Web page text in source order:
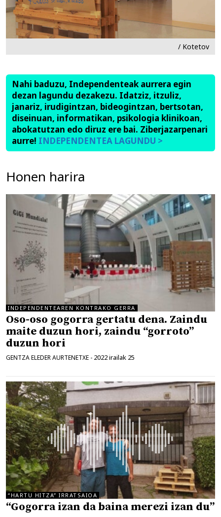
/ Kotetov
Nahi baduzu, Independenteak aurrera egin
dezan lagundu dezakezu. Idatziz, itzuliz,
janariz, irudigintzan, bideogintzan, bertsotan,
diseinuan, informatikan, psikologia klinikoan,
abokatutzan edo diruz ere bai. Ziberjazarpenari
aurre! INDEPENDENTEA LAGUNDU >
Honen harira
INDEPENDENTEAREN KONTRAKO GERRA
Oso-oso gogorra gertatu dena. Zaindu
maite duzun hori, zaindu “gorroto”
duzun hori
GENTZA ELEDER AURTENETXE - 2022 irailak 25
“HARTU HITZA” IRRATSAIOA
“Gogorra izan da baina merezi izan du”